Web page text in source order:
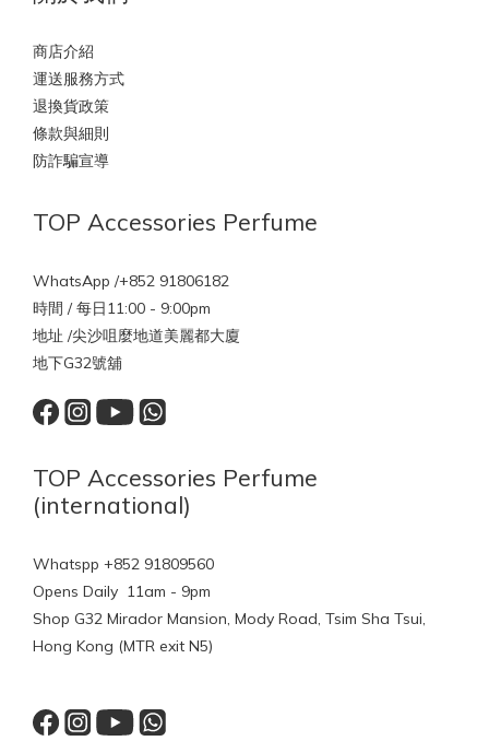
商店介紹
運送服務方式
退換貨政策
條款與細則
防詐騙宣導
TOP Accessories Perfume
WhatsApp /+852 91806182
時間 / 每日11:00 - 9:00pm
地址 /尖沙咀麼地道美麗都大廈
地下G32號舖
TOP Accessories Perfume
(international)
Whatspp +852 91809560
Opens Daily 11am - 9pm
Shop G32 Mirador Mansion, Mody Road, Tsim Sha Tsui,
Hong Kong (MTR exit N5)